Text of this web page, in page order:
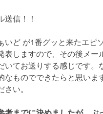
送信！！
いど が1番グッと来たエピ
表しますので、その後メー
いてお送りする感じです。
なものでできたらと思いま
さい。